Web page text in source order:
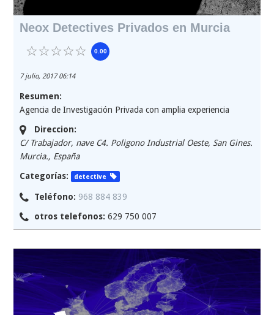
Neox Detectives Privados en Murcia
0.00
7 julio, 2017 06:14
Resumen:
Agencia de Investigación Privada con amplia experiencia
Direccion:
C/ Trabajador, nave C4. Poligono Industrial Oeste, San Gines.
Murcia., España
Categorías:
detective
Teléfono: 968 884 839
otros telefonos: 629 750 007